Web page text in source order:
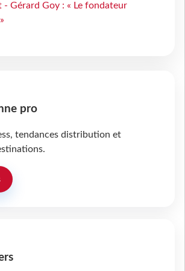
- Gérard Goy : « Le fondateur
pro
tendances distribution et